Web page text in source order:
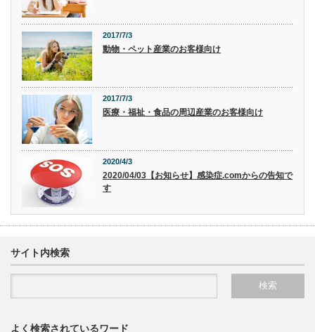
2017/7/3
動物・ペット産業のお客様向け
2017/7/3
医療・福祉・食品の周辺産業のお客様向け
2020/4/3
2020/04/03【お知らせ】感染症.comからの告知で
す
サイト内検索
よく検索されているワード